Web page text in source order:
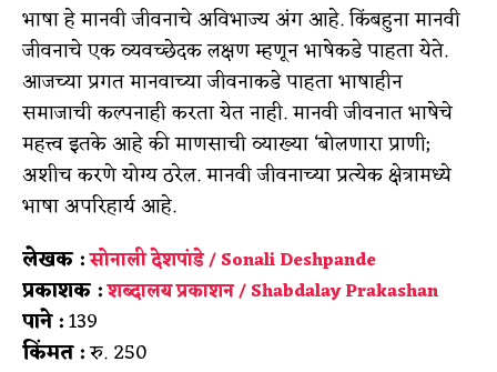
भाषा हे मानवी जीवनाचे अविभाज्य अंग आहे. किंबहुना मानवी
जीवनाचे एक व्यवच्छेदक लक्षण म्हणून भाषेकडे पाहता येते.
आजच्या प्रगत मानवाच्या जीवनाकडे पाहता भाषाहीन
समाजाची कल्पनाही करता येत नाही. मानवी जीवनात भाषेचे
महत्त्व इतके आहे की माणसाची व्याख्या ‘बोलणारा प्राणी;
अशीच करणे योग्य ठरेल. मानवी जीवनाच्या प्रत्येक क्षेत्रामध्ये
भाषा अपरिहार्य आहे.
लेखक :सोनाली देशपांडे / Sonali Deshpande
प्रकाशक :शब्दालय प्रकाशन / Shabdalay Prakashan
पाने :139
किंमत :रु. 250